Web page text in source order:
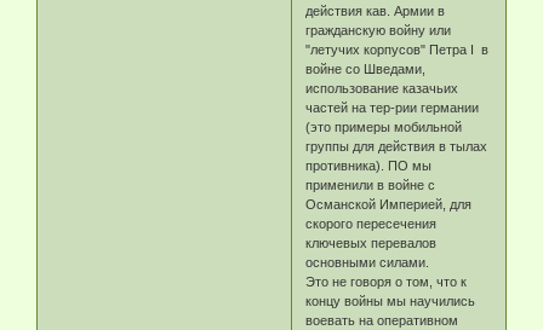
действия кав. Армии в
гражданскую войну или
"летучих корпусов" Петра I в
войне со Шведами,
использование казачьих
частей на тер-рии германии
(это примеры мобильной
группы для действия в тылах
противника). ПО мы
применили в войне с
Османской Империей, для
скорого пересечения
ключевых перевалов
основными силами.
Это не говоря о том, что к
концу войны мы научились
воевать на оперативном